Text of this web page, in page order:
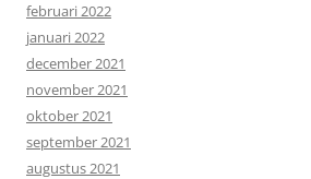
februari 2022
januari 2022
december 2021
november 2021
oktober 2021
september 2021
augustus 2021